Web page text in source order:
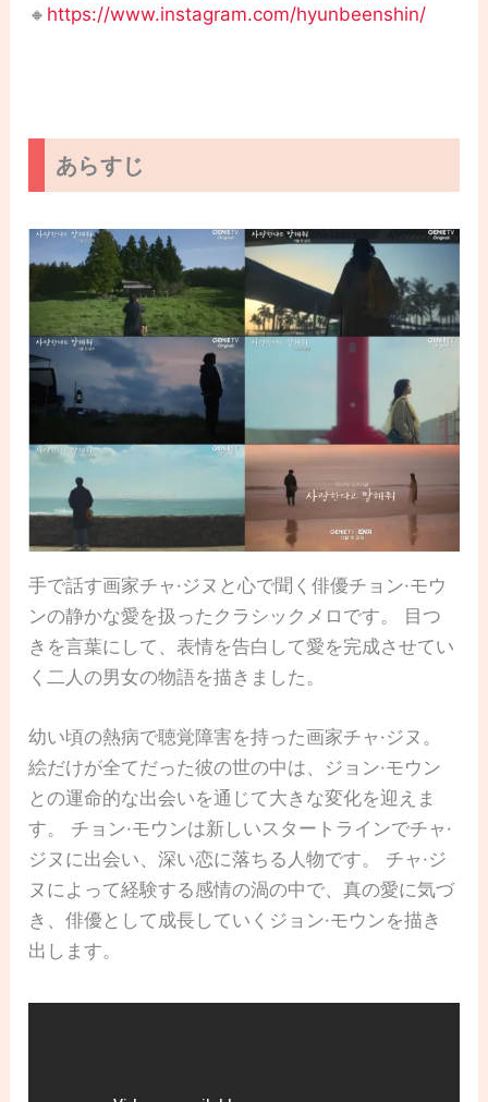
🔸 https://www.instagram.com/hyunbeenshin/
あらすじ
手で話す画家チャ·ジヌと心で聞く俳優チョン·モウ
ンの静かな愛を扱ったクラシックメロです。 目つ
きを言葉にして、表情を告白して愛を完成させてい
く二人の男女の物語を描きました。
幼い頃の熱病で聴覚障害を持った画家チャ·ジヌ。
絵だけが全てだった彼の世の中は、ジョン·モウン
との運命的な出会いを通じて大きな変化を迎えま
す。 チョン·モウンは新しいスタートラインでチャ·
ジヌに出会い、深い恋に落ちる人物です。 チャ·ジ
ヌによって経験する感情の渦の中で、真の愛に気づ
き、俳優として成長していくジョン·モウンを描き
出します。